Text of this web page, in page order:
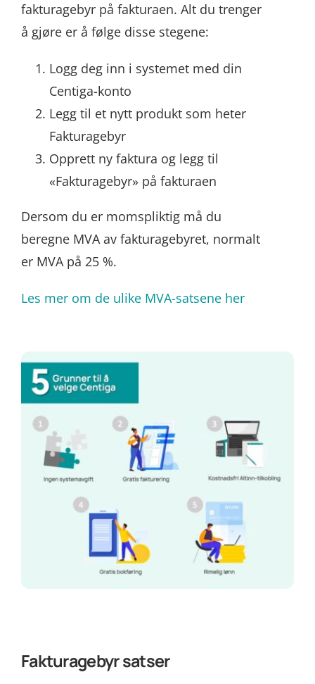
fakturagebyr på fakturaen. Alt du trenger
å gjøre er å følge disse stegene:
Logg deg inn i systemet med din
Centiga-konto
Legg til et nytt produkt som heter
Fakturagebyr
Opprett ny faktura og legg til
«Fakturagebyr» på fakturaen
Dersom du er momspliktig må du
beregne MVA av fakturagebyret, normalt
er MVA på 25 %.
Les mer om de ulike MVA-satsene her
Fakturagebyr satser